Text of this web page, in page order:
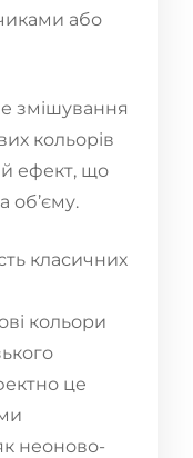
або
змішування
кольорів
ефект, що
об’єму.
класичних
кольори
це
неоново-